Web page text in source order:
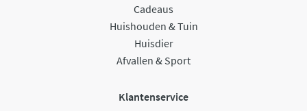
Cadeaus
Huishouden & Tuin
Huisdier
Afvallen & Sport
Klantenservice